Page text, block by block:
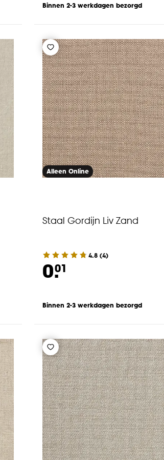
Binnen 2-3 werkdagen bezorgd
Alleen Online
Staal Gordijn Liv Zand
4.8 (4)
0.01
Binnen 2-3 werkdagen bezorgd